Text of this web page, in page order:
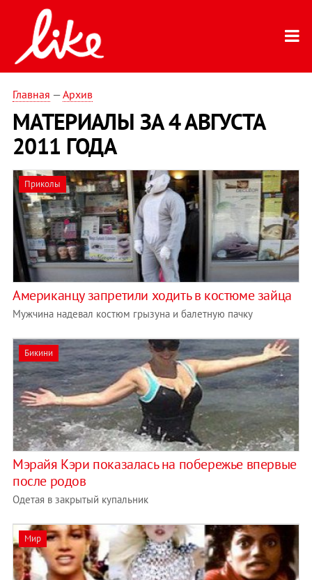
Главная —Архив
МАТЕРИАЛЫ ЗА 4 АВГУСТА
2011 ГОДА
Приколы
Американцу запретили ходить в костюме зайца
Мужчина надевал костюм грызуна и балетную пачку
Бикини
Мэрайя Кэри показалась на побережье впервые
после родов
Одетая в закрытый купальник
Мир